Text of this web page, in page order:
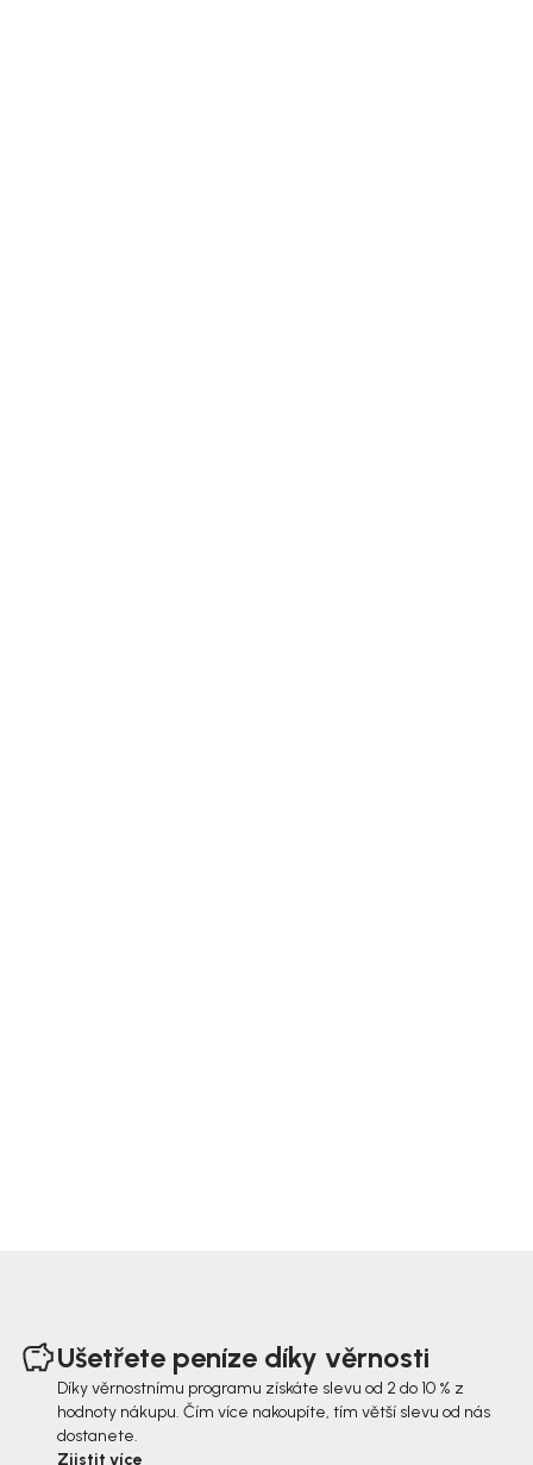
Ušetřete peníze díky věrnosti
Díky věrnostnímu programu získáte slevu od 2 do 10 % z
hodnoty nákupu. Čím více nakoupíte, tím větší slevu od nás
dostanete.
Zjistit více